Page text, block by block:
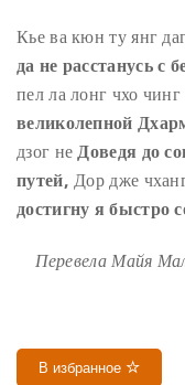
Кье ва кюн ту янг
да не расстанусь с
пел ла лонг чхо чинг
великолепной
дзог не Доведя до
путей, Дор дже
достигну я быстро
Перевела Майя
В избранное